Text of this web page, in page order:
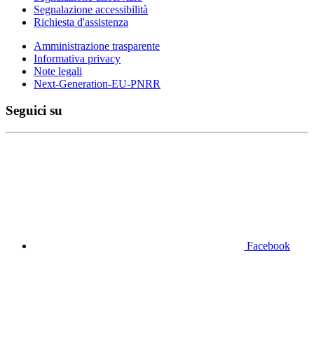
Segnalazione accessibilità
Richiesta d'assistenza
Amministrazione trasparente
Informativa privacy
Note legali
Next-Generation-EU-PNRR
Seguici su
Facebook